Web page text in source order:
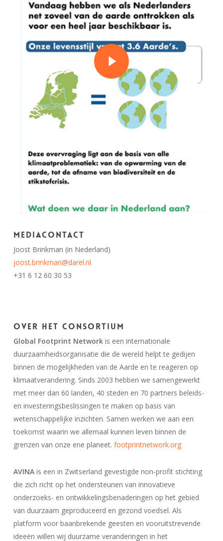
Play Video
Mediacontact
Joost Brinkman (in Nederland)
joost.brinkman@darel.nl
+31 6 12 60 30 53
Over het Consortium
Global Footprint Networkis een internationale
duurzaamheidsorganisatie die de wereld helpt te gedijen
binnen de mogelijkheden van de Aarde en te reageren op
klimaatverandering. Sinds 2003 hebben we samengewerkt
met meer dan 60 landen, 40 steden en 70 partners beleids-
en investeringsbeslissingen te maken op basis van
wetenschappelijke inzichten. Samen werken we aan een
toekomst waarin we allemaal kunnen leven binnen de
grenzen van onze ene planeet. footprintnetwork.org
AVINAis een in Zwitserland gevestigde non-profit stichting
die zich richt op het ondersteunen van innovatieve
onderzoeks- en ontwikkelingsbenaderingen op het gebied
van duurzaam geproduceerd en gezond voedsel. Als
platform voor baanbrekende geesten en vooruitstrevende
ideeën willen wij duurzame veranderingen in het